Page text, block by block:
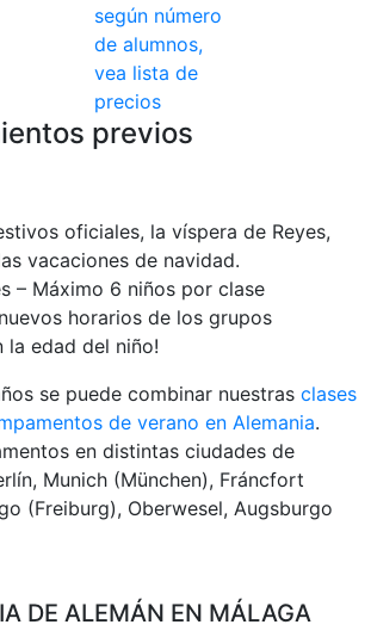
según número
de alumnos,
vea lista de
precios
previos
oficiales, la víspera de Reyes,
vacaciones de navidad.
– Máximo 6 niños por clase
horarios de los grupos
la edad del niño!
se puede combinar nuestras clases
de verano en Alemania.
en distintas ciudades de
Munich (München), Fráncfort
(Freiburg), Oberwesel, Augsburgo
DE ALEMÁN EN MÁLAGA